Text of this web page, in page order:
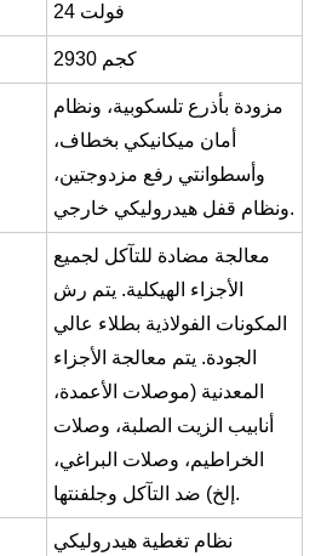
24 فولت
2930 كجم
مزودة بأذرع تلسكوبية، ونظام
أمان ميكانيكي بخطاف،
وأسطوانتي رفع مزدوجتين،
ونظام قفل هيدروليكي خارجي.
معالجة مضادة للتآكل لجميع
الأجزاء الهيكلية. يتم رش
المكونات الفولاذية بطلاء عالي
الجودة. يتم معالجة الأجزاء
المعدنية (موصلات الأعمدة،
أنابيب الزيت الصلبة، وصلات
الخراطيم، وصلات البراغي،
إلخ) ضد التآكل وجلفنتها.
نظام تغطية هيدروليكي